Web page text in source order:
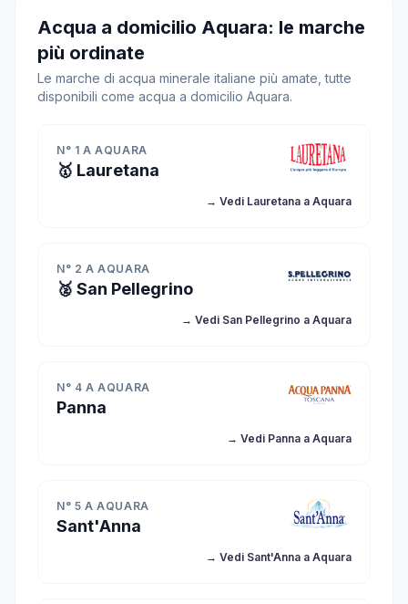
Acqua a domicilio Aquara: le marche
più ordinate
Le marche di acqua minerale italiane più amate, tutte
disponibili come acqua a domicilio Aquara.
N° 1 A AQUARA
🥇 Lauretana
→ Vedi Lauretana a Aquara
N° 2 A AQUARA
🥈 San Pellegrino
→ Vedi San Pellegrino a Aquara
N° 4 A AQUARA
Panna
→ Vedi Panna a Aquara
N° 5 A AQUARA
Sant'Anna
→ Vedi Sant'Anna a Aquara